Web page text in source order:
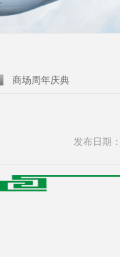
商场周年庆典
发布日期